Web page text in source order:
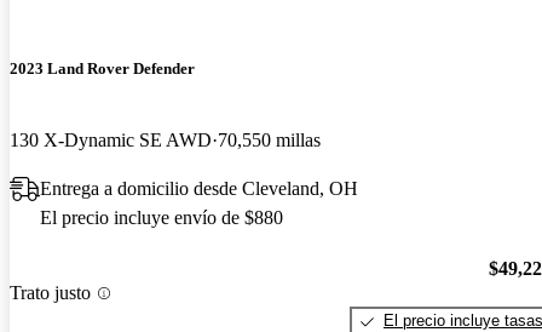
2023 Land Rover Defender
130 X-Dynamic SE AWD 70,550 millas
Entrega a domicilio desde Cleveland, OH
El precio incluye envío de $880
Trato justo
El precio incluye tasas